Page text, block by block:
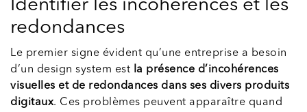
Identifier les incohérences et les
redondances
Le premier signe évident qu’une entreprise a besoin
d’un design system est
la présence d’incohérences
visuelles et de redondances dans ses divers produits
digitaux. Ces problèmes peuvent apparaître quand